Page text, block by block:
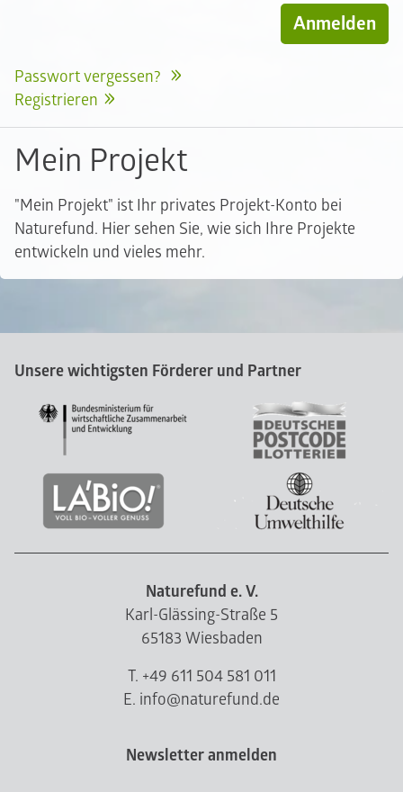
Passwort vergessen?
Registrieren
Mein Projekt
"Mein Projekt" ist Ihr privates Projekt-Konto bei
Naturefund. Hier sehen Sie, wie sich Ihre Projekte
entwickeln und vieles mehr.
Unsere wichtigsten Förderer und Partner
Naturefund e. V.
Karl-Glässing-Straße 5
65183 Wiesbaden
T. +49 611 504 581 011
E. info@naturefund.de
Newsletter anmelden